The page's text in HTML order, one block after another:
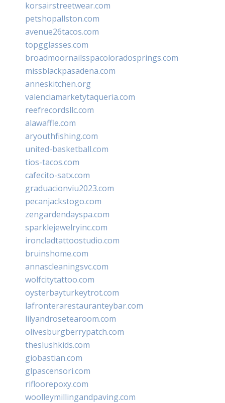
korsairstreetwear.com
petshopallston.com
avenue26tacos.com
topgglasses.com
broadmoornailsspacoloradosprings.com
missblackpasadena.com
anneskitchen.org
valenciamarketytaqueria.com
reefrecordsllc.com
alawaffle.com
aryouthfishing.com
united-basketball.com
tios-tacos.com
cafecito-satx.com
graduacionviu2023.com
pecanjackstogo.com
zengardendayspa.com
sparklejewelryinc.com
ironcladtattoostudio.com
bruinshome.com
annascleaningsvc.com
wolfcitytattoo.com
oysterbayturkeytrot.com
lafronterarestauranteybar.com
lilyandrosetearoom.com
olivesburgberrypatch.com
theslushkids.com
giobastian.com
glpascensori.com
rifloorepoxy.com
woolleymillingandpaving.com